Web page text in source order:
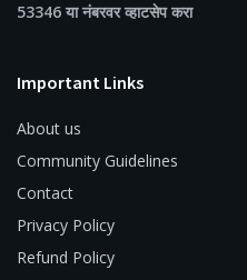
53346 या नंबरवर व्हाटसेप करा
Important Links
About us
Community Guidelines
Contact
Privacy Policy
Refund Policy